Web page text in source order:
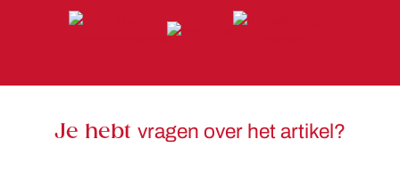
Je hebt vragen over het artikel?